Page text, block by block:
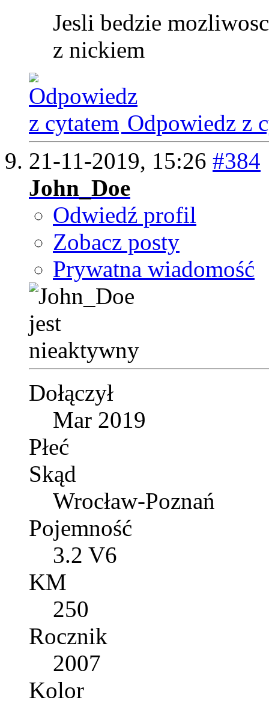
Jesli bedzie
z nickiem
Odpowiedz z
21-11-2019, 15:26 #384
John_Doe
Odwiedź profil
Zobacz posty
Prywatna wiadomość
Dołączył
Mar 2019
Płeć
Skąd
Wrocław-Poznań
Pojemność
3.2 V6
KM
250
Rocznik
2007
Kolor